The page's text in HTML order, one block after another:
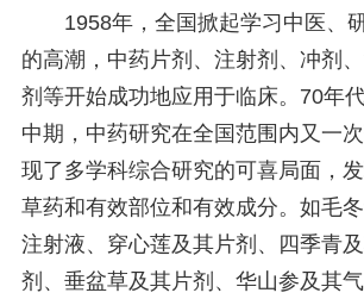
1958年，全国掀起学习中医、
的高潮，中药片剂、注射剂、冲剂
剂等开始成功地应用于临床。70年
中期，中药研究在全国范围内又一
现了多学科综合研究的可喜局面，
草药和有效部位和有效成分。如毛
注射液、穿心莲及其片剂、四季青
剂、垂盆草及其片剂、华山参及其气